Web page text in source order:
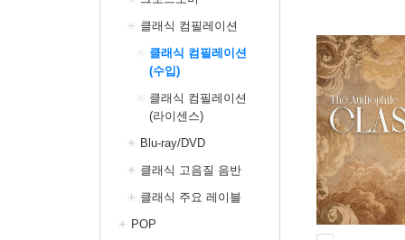
클래식 컴필레이션
클래식 컴필레이션
(수입)
클래식 컴필레이션
(라이센스)
Blu-ray/DVD
클래식 고음질 음반
클래식 주요 레이블
POP